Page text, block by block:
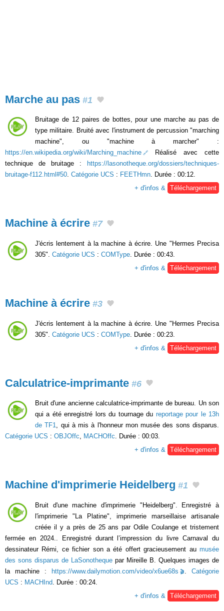
Marche au pas #1
Bruitage de 12 paires de bottes, pour une marche au pas de
type militaire. Bruité avec l'instrument de percussion "marching
machine", ou "machine à marcher" :
https://en.wikipedia.org/wiki/Marching_machine
Réalisé avec cette
technique de bruitage :
https://lasonotheque.org/dossiers/techniques-
bruitage-f112.html#50. Catégorie UCS : FEETHmn. Durée : 00:12.
+ d'infos & Téléchargement
Machine à écrire #7
J'écris lentement à la machine à écrire. Une "Hermes Precisa
305". Catégorie UCS : COMType. Durée : 00:43.
+ d'infos & Téléchargement
Machine à écrire #3
J'écris lentement à la machine à écrire. Une "Hermes Precisa
305". Catégorie UCS : COMType . Durée : 00:23.
+ d'infos &
Téléchargement
Calculatrice-imprimante #6
Bruit d'une ancienne calculatrice-imprimante de bureau. Un son
qui a été enregistré lors du tournage du reportage pour le 13h
de TF1, qui à mis à l'honneur mon musée des sons disparus.
Catégorie UCS : OBJOffc, MACHOffc. Durée : 00:03.
+ d'infos & Téléchargement
Machine d'imprimerie Heidelberg #1
Bruit d'une machine d'imprimerie "Heidelberg". Enregistré à
l'imprimerie "La Platine", imprimerie marseillaise artisanale
créée il y a près de 25 ans par Odile Coulange et tristement
fermée en 2024.. Enregistré durant l’impression du livre Carnaval du
dessinateur Rémi, ce fichier son a été offert gracieusement au musée
des sons disparus de LaSonotheque par Mireille B. Quelques images de
la machine :
https://www.dailymotion.com/video/x6ue68s
Catégorie
UCS : MACHInd . Durée : 00:24.
+ d'infos &
Téléchargement